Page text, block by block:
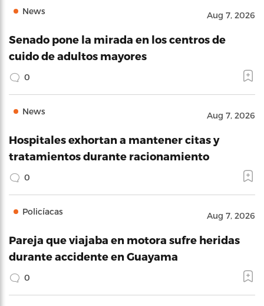
News Aug 7, 2026
Senado pone la mirada en los centros de
cuido de adultos mayores
0
News Aug 7, 2026
Hospitales exhortan a mantener citas y
tratamientos durante racionamiento
0
Policíacas Aug 7, 2026
Pareja que viajaba en motora sufre heridas
durante accidente en Guayama
0